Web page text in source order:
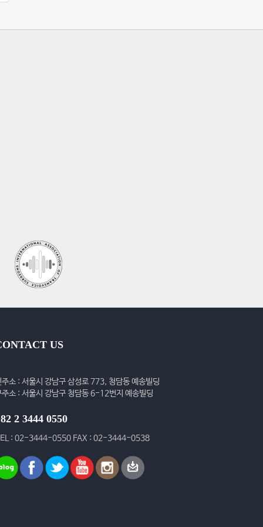
US
주소 : 서울시 강남구 삼성로 773, 청담동 예송빌딩
주소 : 서울시 강남구 청담동 6-12번지 예송빌딩
2 3444 0550
: 02-3444-0550 FAX : 02-3444-0538